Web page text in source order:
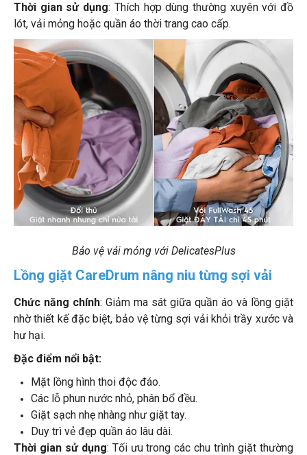
Thời gian sử dụng: Thích hợp dùng thường xuyên với đồ
lót, vải mỏng hoặc quần áo thời trang cao cấp.
Bảo vệ vải mỏng với DelicatesPlus
Lồng giặt CareDrum nâng niu từng sợi vải
Chức năng chính: Giảm ma sát giữa quần áo và lồng giặt
nhờ thiết kế đặc biệt, bảo vệ từng sợi vải khỏi trầy xước và
hư hại.
Đặc điểm nổi bật:
Mặt lồng hình thoi độc đáo.
Các lỗ phun nước nhỏ, phân bổ đều.
Giặt sạch nhẹ nhàng như giặt tay.
Duy trì vẻ đẹp quần áo lâu dài.
Thời gian sử dụng: Tối ưu trong các chu trình giặt thường